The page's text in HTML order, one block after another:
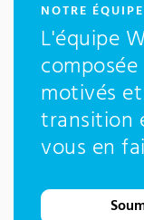
NOTRE ÉQUIPE
L'équipe
motivés
transition
vous en